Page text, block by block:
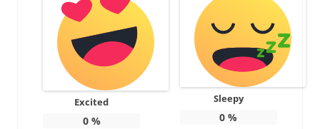
Excited
0%
Sleepy
0 %